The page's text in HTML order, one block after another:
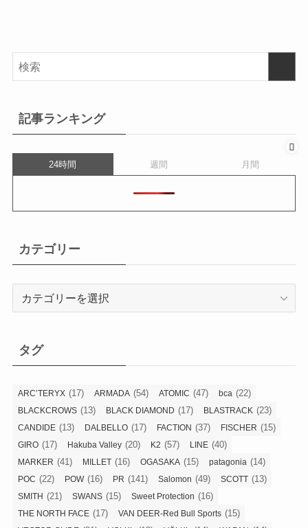
記事ランキング
24時間 週間 月間
カテゴリー
ー
タグ
ARC’TERYX (17) ARMADA (54) ATOMIC (47) bca (22)
BLACKCROWS (13) BLACK DIAMOND (17) BLASTRACK (23)
CANDIDE (13) DALBELLO (17) FACTION (37) FISCHER (15)
GIRO (17) Hakuba Valley (20) K2 (57) LINE (40)
MARKER (41) MILLET (16) OGASAKA (15) patagonia (14)
POC (22) POW(16) PR (141) Salomon (49) SCOTT (13)
SMITH (21) SWANS (15) Sweet Protection (16)
THE NORTH FACE (17) VAN DEER-Red Bull Sports (15)